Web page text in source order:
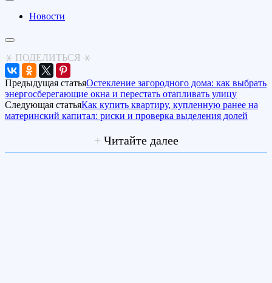
Новости
⚹ ПОДЕЛИТЬСЯ ⚹
Предыдущая статьяОстекление загородного дома: как выбрать
энергосберегающие окна и перестать отапливать улицу
Следующая статьяКак купить квартиру, купленную ранее на
материнский капитал: риски и проверка выделения долей
+ Читайте далее